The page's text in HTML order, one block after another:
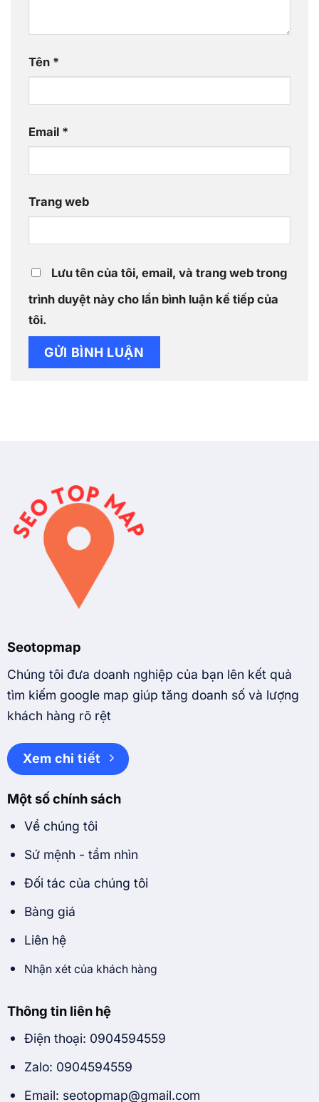
Tên *
Email *
Trang web
Lưu tên của tôi, email, và trang web trong
trình duyệt này cho lần bình luận kế tiếp của
tôi.
Seotopmap
Chúng tôi đưa doanh nghiệp của bạn lên kết quả
tìm kiếm google map giúp tăng doanh số và lượng
khách hàng rõ rệt
Xem chi tiết
Một số chính sách
Về chúng tôi
Sứ mệnh - tầm nhìn
Đối tác của chúng tôi
Bảng giá
Liên hệ
Nhận xét của khách hàng
Thông tin liên hệ
Điện thoại: 0904594559
Zalo: 0904594559
Email: seotopmap@gmail.com